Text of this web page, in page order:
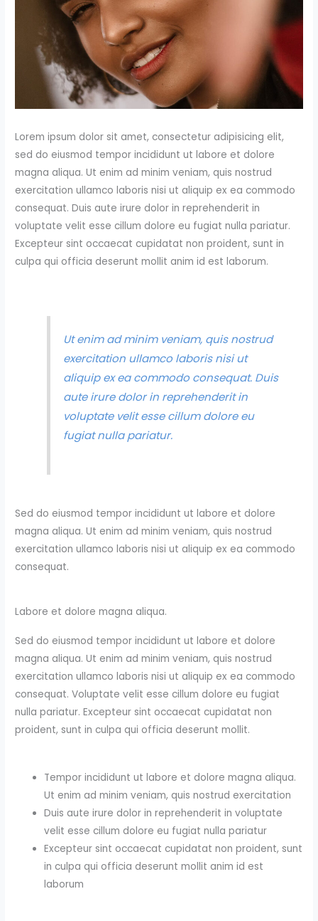
Lorem ipsum dolor sit amet, consectetur adipisicing elit,
sed do eiusmod tempor incididunt ut labore et dolore
magna aliqua. Ut enim ad minim veniam, quis nostrud
exercitation ullamco laboris nisi ut aliquip ex ea commodo
consequat. Duis aute irure dolor in reprehenderit in
voluptate velit esse cillum dolore eu fugiat nulla pariatur.
Excepteur sint occaecat cupidatat non proident, sunt in
culpa qui officia deserunt mollit anim id est laborum.
Ut enim ad minim veniam, quis nostrud
exercitation ullamco laboris nisi ut
aliquip ex ea commodo consequat. Duis
aute irure dolor in reprehenderit in
voluptate velit esse cillum dolore eu
fugiat nulla pariatur.
Sed do eiusmod tempor incididunt ut labore et dolore
magna aliqua. Ut enim ad minim veniam, quis nostrud
exercitation ullamco laboris nisi ut aliquip ex ea commodo
consequat.
Labore et dolore magna aliqua.
Sed do eiusmod tempor incididunt ut labore et dolore
magna aliqua. Ut enim ad minim veniam, quis nostrud
exercitation ullamco laboris nisi ut aliquip ex ea commodo
consequat. Voluptate velit esse cillum dolore eu fugiat
nulla pariatur. Excepteur sint occaecat cupidatat non
proident, sunt in culpa qui officia deserunt mollit.
Tempor incididunt ut labore et dolore magna aliqua.
Ut enim ad minim veniam, quis nostrud exercitation
Duis aute irure dolor in reprehenderit in voluptate
velit esse cillum dolore eu fugiat nulla pariatur
Excepteur sint occaecat cupidatat non proident, sunt
in culpa qui officia deserunt mollit anim id est
laborum